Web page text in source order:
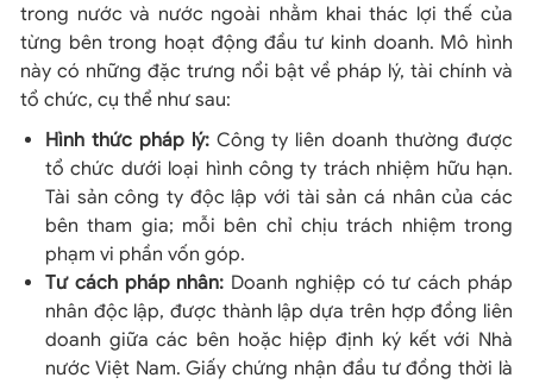
trong nước và nước ngoài nhằm khai thác lợi thế của
từng bên trong hoạt động đầu tư kinh doanh. Mô hình
này có những đặc trưng nổi bật về pháp lý, tài chính và
tổ chức, cụ thể như sau:
Hình thức pháp lý:Công ty liên doanh thường được
tổ chức dưới loại hình công ty trách nhiệm hữu hạn.
Tài sản công ty độc lập với tài sản cá nhân của các
bên tham gia; mỗi bên chỉ chịu trách nhiệm trong
phạm vi phần vốn góp.
Tư cách pháp nhân: Doanh nghiệp có tư cách pháp
nhân độc lập, được thành lập dựa trên hợp đồng liên
doanh giữa các bên hoặc hiệp định ký kết với Nhà
nước Việt Nam. Giấy chứng nhận đầu tư đồng thời là